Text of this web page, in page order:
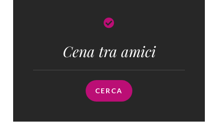
Cena tra amici
CERCA